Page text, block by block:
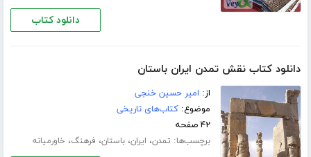
دانلود کتاب
دانلود کتاب نقش تمدن ایران باستان
از: امیر حسین خنجی
موضوع:کتاب‌های تاریخی
۴۲ صفحه
برچسب‌ها: تمدن، ایران،باستان، فرهنگ، خاورمیانه